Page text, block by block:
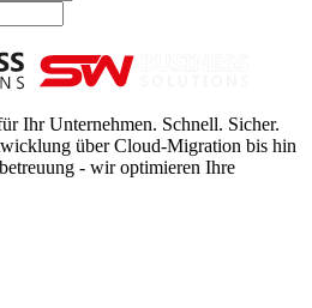
Ihr Unternehmen. Schnell. Sicher.
über Cloud-Migration bis hin
- wir optimieren Ihre